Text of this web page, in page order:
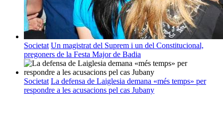
Societat Un magistrat del Suprem i un del Constitucional,
pregoners de la Festa Major de Badia
Societat La defensa de Laiglesia demana «més temps» per
respondre a les acusacions pel cas Jubany